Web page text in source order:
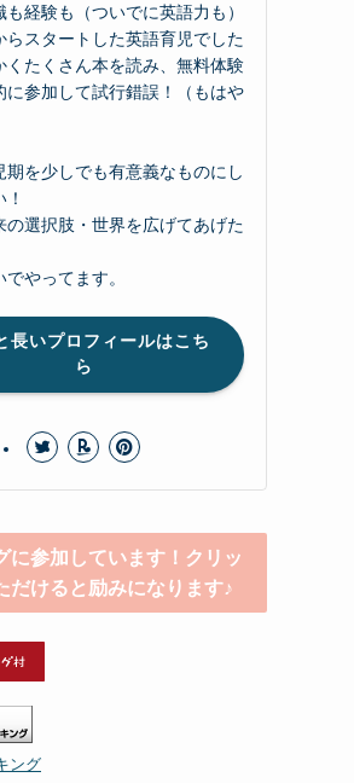
も経験も（ついでに英語力も）
らスタートした英語育児でした
くたくさん本を読み、無料体験
に参加して試行錯誤！（もはや
期を少しでも有意義なものにし
の選択肢・世界を広げてあげた
やってます。
長いプロフィールはこち
ら
に参加しています！クリッ
だけると励みになります♪
ング